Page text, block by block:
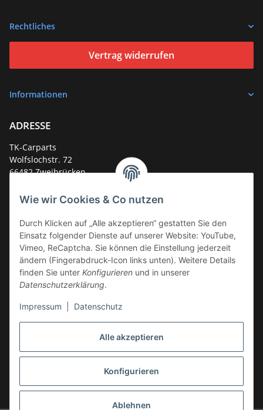
Alle akzeptieren
Konfigurieren
Ablehnen
Wie wir Cookies & Co nutzen
Durch Klicken auf „Alle akzeptieren“ gestatten Sie den
Einsatz folgender Dienste auf unserer Website: YouTube,
Vimeo, ReCaptcha. Sie können die Einstellung jederzeit
ändern (Fingerabdruck-Icon links unten). Weitere Details
finden Sie unter Konfigurieren und in unserer
Datenschutzerklärung.
Impressum Datenschutz
Rechtliches
Vertrag widerrufen
Informationen
ADRESSE
TK-Carparts
Wolfslochstr. 72
66482 Zweibrücken
Service-Hotline +49 (0)6332 - 48 58 48
E-Mail:mail@tk-carparts.de
Montag-Donnerstag von 13 bis 16 Uhr
* Alle Preise inkl. gesetzlicher USt., zzgl.Versand